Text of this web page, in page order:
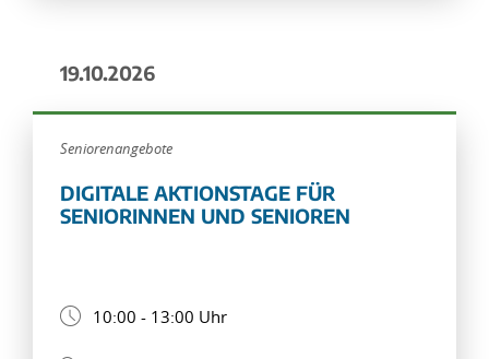
19.10.2026
Seniorenangebote
DIGITALE AKTIONSTAGE FÜR
SENIORINNEN UND SENIOREN
10:00 - 13:00 Uhr